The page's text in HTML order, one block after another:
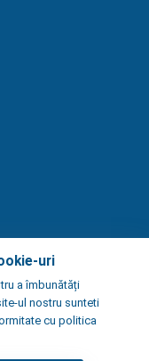
uri
a îmbunătăți
ul nostru sunteti
cu politica